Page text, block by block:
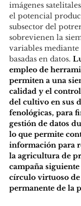
imágenes
el potencial
subsector del
sobrevienen la
variables
basadas en datos.
empleo de
permiten a una
calidad y el
del cultivo en sus
fenológicas, para
gestión de datos
lo que permite
información para
la agricultura de
campaña
círculo virtuoso
permanente de la